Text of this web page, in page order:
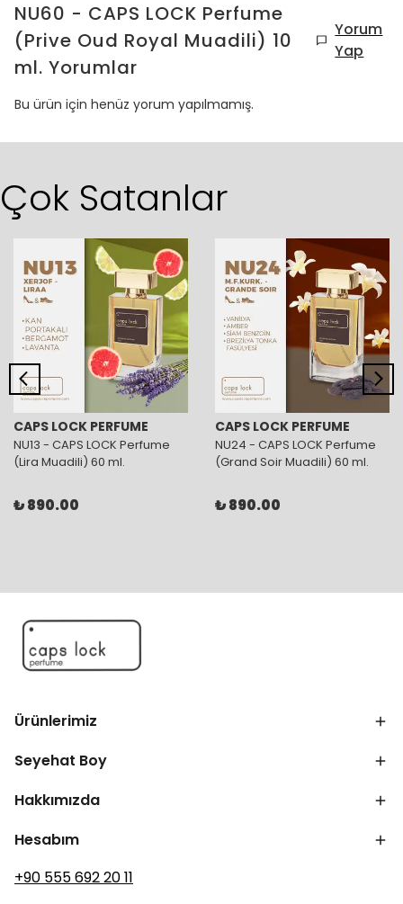
NU60 - CAPS LOCK Perfume
(Prive Oud Royal Muadili) 10
ml. Yorumlar
Yorum
Yap
Bu ürün için henüz yorum yapılmamış.
Çok Satanlar
CAPS LOCK PERFUME
NU13 - CAPS LOCK Perfume
(Lira Muadili) 60 ml.
₺ 890.00
CAPS LOCK PERFUME
NU24 - CAPS LOCK Perfume
(Grand Soir Muadili) 60 ml.
₺ 890.00
Ürünlerimiz
Seyehat Boy
Hakkımızda
Hesabım
+90 555 692 20 11